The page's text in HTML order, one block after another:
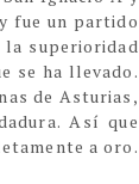
fue un partido
la superioridad
se ha llevado.
de Asturias,
Así que
a oro.